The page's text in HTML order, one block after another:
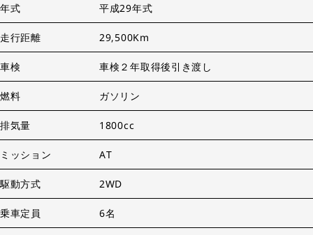
年式 平成29年式
走行距離 29,500Km
車検 車検２年取得後引き渡し
燃料 ガソリン
排気量 1800cc
ミッション AT
駆動方式 2WD
乗車定員 6名